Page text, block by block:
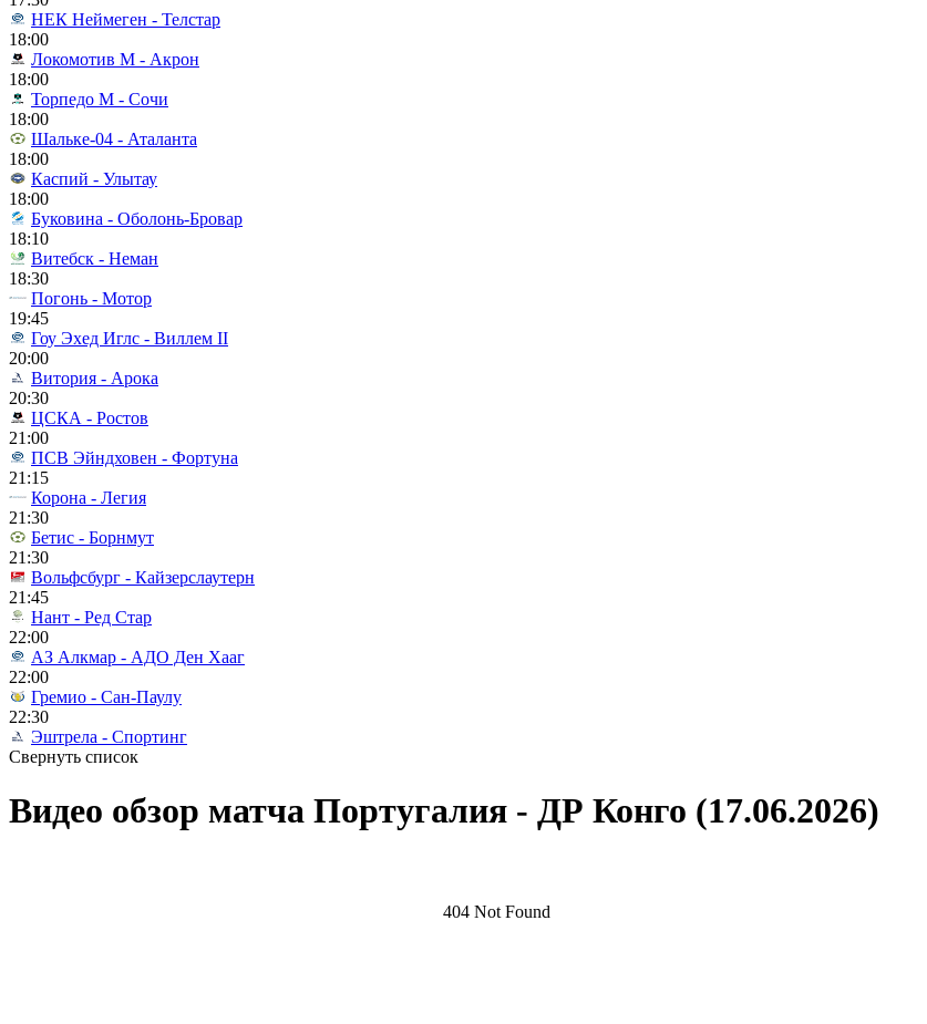
НЕК Неймеген - Телстар
18:00
Локомотив М - Акрон
18:00
Торпедо М - Сочи
18:00
Шальке-04 - Аталанта
18:00
Каспий - Улытау
18:00
Буковина - Оболонь-Бровар
18:10
Витебск - Неман
18:30
Погонь - Мотор
19:45
Гоу Эхед Иглс - Виллем II
20:00
Витория - Арока
20:30
ЦСКА - Ростов
21:00
ПСВ Эйндховен - Фортуна
21:15
Корона - Легия
21:30
Бетис - Борнмут
21:30
Вольфсбург - Кайзерслаутерн
21:45
Нант - Ред Стар
22:00
АЗ Алкмар - АДО Ден Хааг
22:00
Гремио - Сан-Паулу
22:30
Эштрела - Спортинг
Свернуть список
Видео обзор матча Португалия - ДР Конго (17.06.2026)